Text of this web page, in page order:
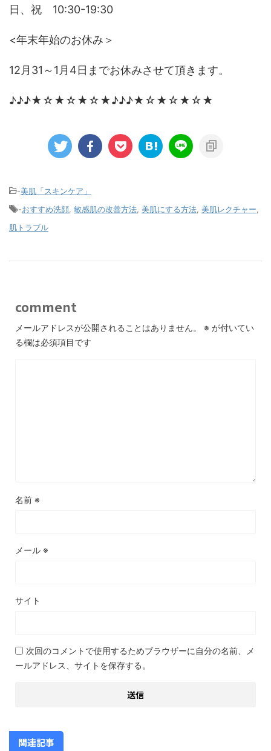
日、祝 10:30-19:30
<年末年始のお休み＞
12月31～1月4日までお休みさせて頂きます。
♪♪♪★☆★☆★☆★♪♪♪★☆★☆★☆★
-美肌「スキンケア」
-おすすめ洗顔 敏感肌の改善方法 美肌にする方法 美肌レクチャー
肌トラブル
comment
メールアドレスが公開されることはありません。 ※ が付いてい
る欄は必須項目です
名前 ※
メール ※
サイト
次回のコメントで使用するためブラウザーに自分の名前、メ
ールアドレス、サイトを保存する。
関連記事